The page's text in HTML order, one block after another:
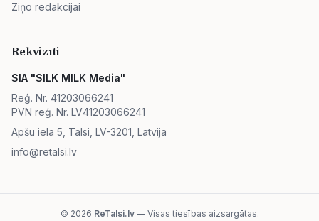
Ziņo redakcijai
Rekvizīti
SIA "SILK MILK Media"
Reģ. Nr. 41203066241
PVN reģ. Nr. LV41203066241
Apšu iela 5, Talsi, LV-3201, Latvija
info@retalsi.lv
© 2026 ReTalsi.lv— Visas tiesības aizsargātas.